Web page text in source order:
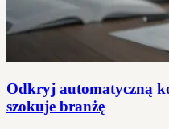
Odkryj automatyczną
szokuje branżę